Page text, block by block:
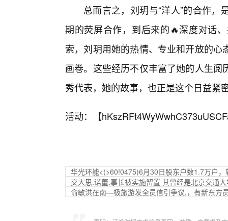
总而言之，刘玥与“洋人”的合作
期的荧屏合作，到后来的🔥深度对话
索，刘玥用她的热情、专业和开放的
画卷。这些经历不仅丰富了她的人生
秀代表，她的故事，也正是这个日益紧
活动：【
华光环能<(>60!0475)6月30日股东户数1.7万户
交大思.诺董.事长被实施留置 其曾经是北京交通
俞敏洪在南—极旅游发全员信引争议,，有新东方